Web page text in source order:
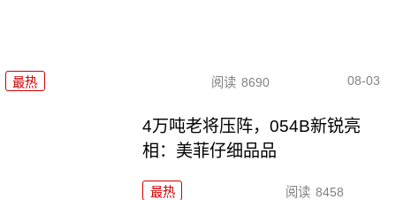
最热 阅读 8690 08-03
4万吨老将压阵，054B新锐亮
相：美菲仔细品品
最热 阅读 8458